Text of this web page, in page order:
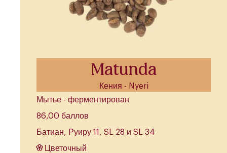
Matunda
Кения - Nyeri
Мытье - ферментирован
86,00 баллов
Батиан, Руиру 11, SL 28 и SL 34
Цветочный